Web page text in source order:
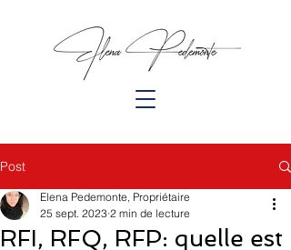
Post
RFI, RFQ, RFP: quelle est
Elena Pedemonte, Propriétaire
25 sept. 2023 2 min de lecture